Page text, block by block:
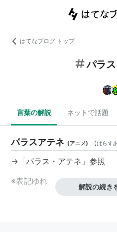
はてなブログ トップ
パラ
言葉の解説 ネットで話題
パラスアテネ (アニメ) 【ぱらす
→「パラス・アテネ 」参照
※表記ゆれ
解説の続き